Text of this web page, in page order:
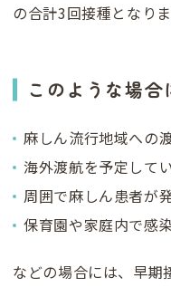
の合計3回接種となりま
このような場
麻しん流行地域への
海外渡航を予定して
周囲で麻しん患者が
保育園や家庭内で感
などの場合には、早期